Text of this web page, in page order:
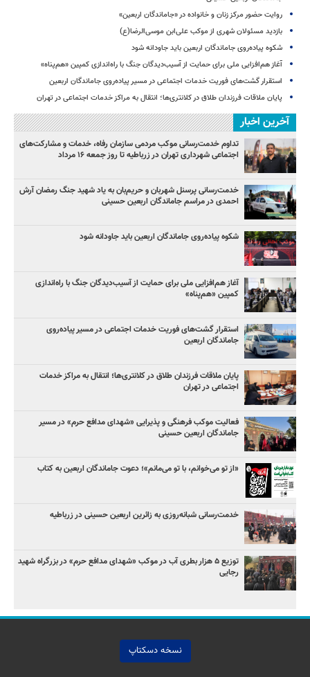
روایت حضور مرکز زنان و خانواده در «جاماندگان اربعین»
بازدید مسئولان شهری از موکب علی‌ابن موسی‌الرضا(ع)
شکوه پیاده‌روی جاماندگان اربعین باید جاودانه شود
آغاز هم‌افزایی ملی برای حمایت از آسیب‌دیدگان جنگ با راه‌اندازی کمپین «هم‌پناه»
استقرار گشت‌های فوریت خدمات اجتماعی در مسیر پیاده‌روی جاماندگان اربعین
پایان ملاقات فرزندان طلاق در کلانتری‌ها؛ انتقال به مراکز خدمات اجتماعی در تهران
آخرین اخبار
تداوم خدمت‌رسانی موکب مردمی سازمان رفاه، خدمات و مشارکت‌های
اجتماعی شهرداری تهران در زرباطیه تا روز جمعه ۱۶ مرداد
خدمت‌رسانی پرسنل شهربان و حریم‌بان به یاد شهید جنگ رمضان آرش
احمدی در مراسم جاماندگان اربعین حسینی
شکوه پیاده‌روی جاماندگان اربعین باید جاودانه شود
آغاز هم‌افزایی ملی برای حمایت از آسیب‌دیدگان جنگ با راه‌اندازی
کمپین «هم‌پناه»
استقرار گشت‌های فوریت خدمات اجتماعی در مسیر پیاده‌روی
جاماندگان اربعین
پایان ملاقات فرزندان طلاق در کلانتری‌ها؛ انتقال به مراکز خدمات
اجتماعی در تهران
فعالیت موکب فرهنگی و پذیرایی «شهدای مدافع حرم» در مسیر
جاماندگان اربعین حسینی
«از تو می‌خوانم، با تو می‌مانم»؛ دعوت جاماندگان اربعین به کتاب
خدمت‌رسانی شبانه‌روزی به زائرین اربعین حسینی در زرباطیه
توزیع ۵ هزار بطری آب در موکب «شهدای مدافع حرم» در بزرگراه شهید
رجایی
نسخه دسکتاپ